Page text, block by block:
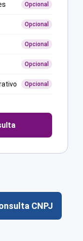
Opcional
Opcional
Opcional
Opcional
Opcional
CNPJ